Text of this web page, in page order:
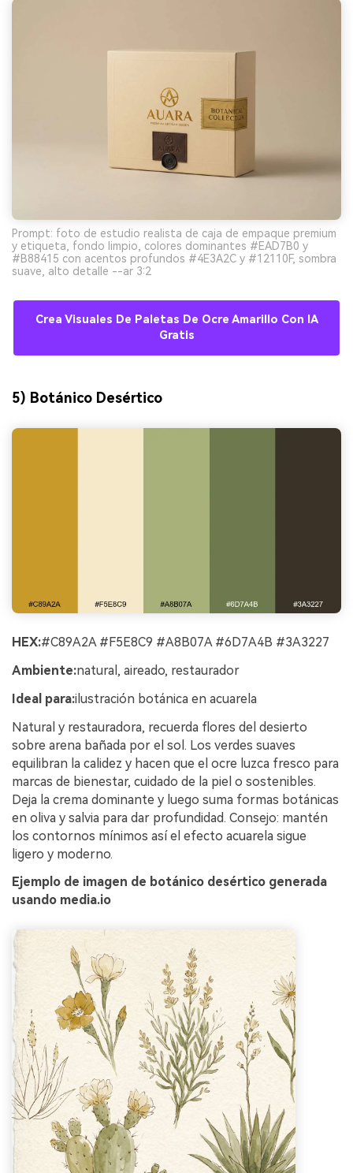
Prompt: foto de estudio realista de caja de empaque premium
y etiqueta, fondo limpio, colores dominantes #EAD7B0 y
#B88415 con acentos profundos #4E3A2C y #12110F, sombra
suave, alto detalle --ar 3:2
Crea Visuales De Paletas De Ocre Amarillo Con IA
Gratis
5) Botánico Desértico
HEX:#C89A2A #F5E8C9 #A8B07A #6D7A4B #3A3227
Ambiente:natural, aireado, restaurador
Ideal para:ilustración botánica en acuarela
Natural y restauradora, recuerda flores del desierto
sobre arena bañada por el sol. Los verdes suaves
equilibran la calidez y hacen que el ocre luzca fresco para
marcas de bienestar, cuidado de la piel o sostenibles.
Deja la crema dominante y luego suma formas botánicas
en oliva y salvia para dar profundidad. Consejo: mantén
los contornos mínimos así el efecto acuarela sigue
ligero y moderno.
Ejemplo de imagen de botánico desértico generada
usando media.io